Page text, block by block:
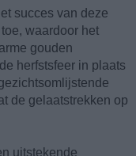
succes van deze
waardoor het
gouden
herfstsfeer in plaats
de gelaatstrekken op
uitstekende